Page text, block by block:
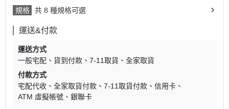
規格 共 8 種規格可選
運送&付款
運送方式
一般宅配
貨到付款 7-11取貨
全家取貨
付款方式
宅配代收
全家取貨付款 7-11取貨付款
信用卡
ATM 虛擬帳號
銀聯卡